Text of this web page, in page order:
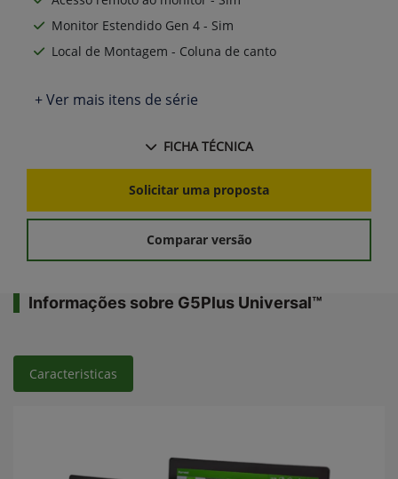
Monitor Estendido Gen 4 - Sim
Local de Montagem - Coluna de canto
+ Ver mais itens de série
FICHA TÉCNICA
Solicitar uma proposta
Comparar versão
Informações sobre G5Plus Universal™
Caracteristicas